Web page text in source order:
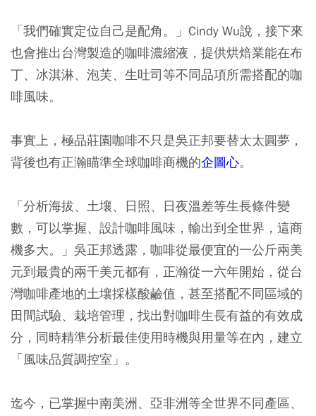
「我們確實定位自己是配角。」Cindy Wu說，接下來
也會推出台灣製造的咖啡濃縮液，提供烘焙業能在布
丁、冰淇淋、泡芙、生吐司等不同品項所需搭配的咖
啡風味。
事實上，極品莊園咖啡不只是吳正邦要替太太圓夢，
背後也有正瀚瞄準全球咖啡商機的企圖心。
「分析海拔、土壤、日照、日夜溫差等生長條件變
數，可以掌握、設計咖啡風味，輸出到全世界，這商
機多大。」吳正邦透露，咖啡從最便宜的一公斤兩美
元到最貴的兩千美元都有，正瀚從一六年開始，從台
灣咖啡產地的土壤採樣酸鹼值，甚至搭配不同區域的
田間試驗、栽培管理，找出對咖啡生長有益的有效成
分，同時精準分析最佳使用時機與用量等在內，建立
「風味品質調控室」。
迄今，已掌握中南美洲、亞非洲等全世界不同產區、